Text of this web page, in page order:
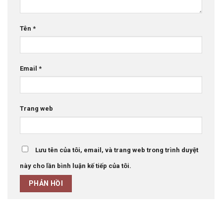
Tên *
Email *
Trang web
Lưu tên của tôi, email, và trang web trong trình duyệt
này cho lần bình luận kế tiếp của tôi.